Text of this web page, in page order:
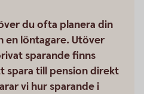
du ofta planera din
en löntagare. Utöver
sparande finns
spara till pension direkt
vi hur sparande i